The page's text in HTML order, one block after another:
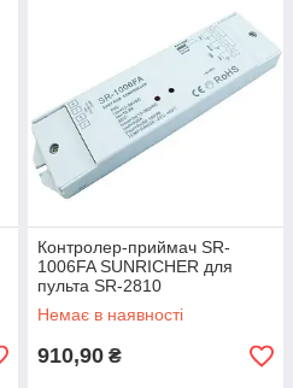
Контролер-приймач SR-
1006FA SUNRICHER для
пульта SR-2810
Немає в наявності
910,90 ₴